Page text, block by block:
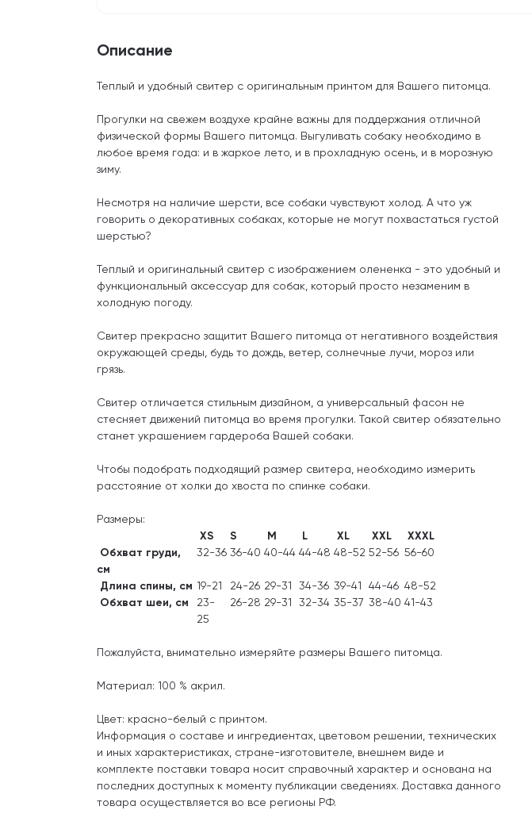
Описание
Теплый и удобный свитер с оригинальным принтом для Вашего питомца.
Прогулки на свежем воздухе крайне важны для поддержания отличной
физической формы Вашего питомца. Выгуливать собаку необходимо в
любое время года: и в жаркое лето, и в прохладную осень, и в морозную
зиму.
Несмотря на наличие шерсти, все собаки чувствуют холод. А что уж
говорить о декоративных собаках, которые не могут похвастаться густой
шерстью?
Теплый и оригинальный свитер с изображением олененка - это удобный и
функциональный аксессуар для собак, который просто незаменим в
холодную погоду.
Свитер прекрасно защитит Вашего питомца от негативного воздействия
окружающей среды, будь то дождь, ветер, солнечные лучи, мороз или
грязь.
Свитер отличается стильным дизайном, а универсальный фасон не
стесняет движений питомца во время прогулки. Такой свитер обязательно
станет украшением гардероба Вашей собаки.
Чтобы подобрать подходящий размер свитера, необходимо измерить
расстояние от холки до хвоста по спинке собаки.
Размеры:
XS S M L XL XXL
XXXL
Обхват груди,
см
32-36 36-40 40-44 44-48 48-52 52-56 56-60
Длина спины, см 19-21 24-26 29-31 34-36 39-41 44-46 48-52
Обхват шеи, см
23-
25
26-28 29-31 32-34 35-37 38-40 41-43
Пожалуйста, внимательно измеряйте размеры Вашего питомца.
Материал: 100 % акрил.
Цвет: красно-белый с принтом.
Информация о составе и ингредиентах, цветовом решении, технических
и иных характеристиках, стране-изготовителе, внешнем виде и
комплекте поставки товара носит справочный характер и основана на
последних доступных к моменту публикации сведениях. Доставка данного
товара осуществляется во все регионы РФ.